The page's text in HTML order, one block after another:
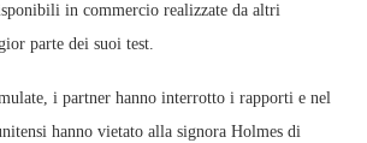
in commercio realizzate da altri
parte dei suoi test.
i partner hanno interrotto i rapporti e nel
hanno vietato alla signora Holmes di